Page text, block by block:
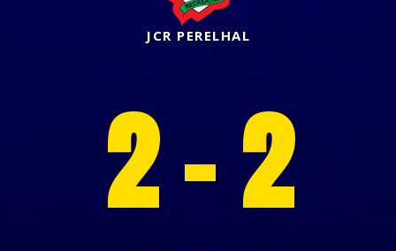
JCR PERELHAL
2 - 2